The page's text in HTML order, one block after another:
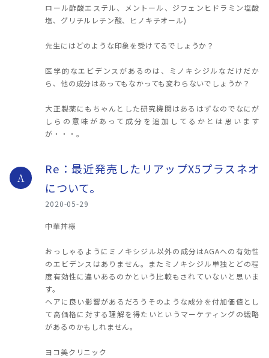
ロール酢酸エステル、メントール、ジフェンヒドラミン塩酸
塩、グリチルレチン酸、ヒノキチオール)
先生にはどのような印象を受けてるでしょうか？
医学的なエビデンスがあるのは、ミノキシジルなだけだか
ら、他の成分はあってもなかっても変わらないでしょうか？
大正製薬にもちゃんとした研究機関はあるはずなのでなにが
しらの意味があって成分を追加してるかとは思います
が・・・。
A
Re：最近発売したリアップX5プラスネオ
について。
2020-05-29
中華丼様
おっしゃるようにミノキシジル以外の成分はAGAへの有効性
のエビデンスはありません。またミノキシジル単独とどの程
度有効性に違いあるのかという比較もされていないと思いま
す。
ヘアに良い影響があるだろうそのような成分を付加価値とし
て高価格に対する理解を得たいというマーケティングの戦略
があるのかもしれません。
ヨコ美クリニック